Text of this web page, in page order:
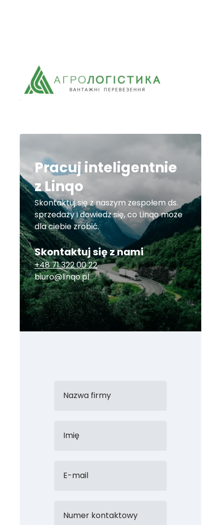
Pracuj inteligentnie
z Linqo
Skontaktuj się z naszym zespołem ds.
sprzedaży i dowiedz się, co Linqo może
dla ciebie zrobić.
Skontaktuj się z nami
+48 71 322 00 22
biuro@linqo.pl
Nazwa firmy
Imię
E-mail
Numer kontaktowy